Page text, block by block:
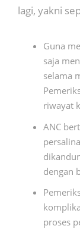
lagi, yakni
Guna
saja
selama
riwayat
ANC
dengan
proses